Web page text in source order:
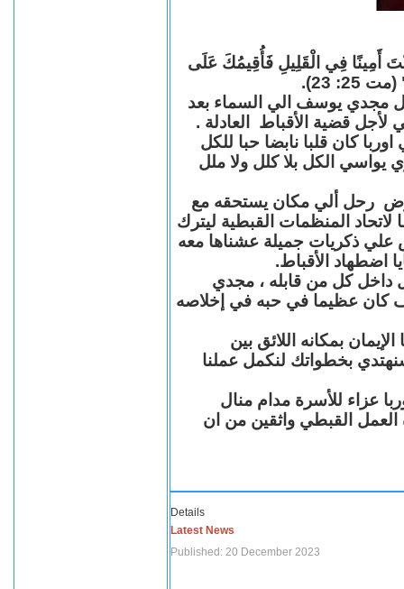
أَمِينًا فِي الْقَلِيلِ فَأُقِيمُكَ عَلَى
23).
مجدي يوسف الي السماء بعد
قضية الأقباط العادلة .
كان قلبا نابضا حبا للكل
يواسي الكل بلا كلل ولا ملل
رحل ألي مكان يستحقه مع
المنظمات القبطية ليترك
علي ذكريات جميلة عشناها معه
اضطهاد الأقباط.
داخل كل من قابله ، مجدي
عظيما في حبه في إخلاصه
بمكانه اللائق بين
بخطواتك لنكمل عملنا
عزاء للأسرة مدام منال
العمل القبطي واثقين من ان
Details
Latest News
Published: 20 December 2023